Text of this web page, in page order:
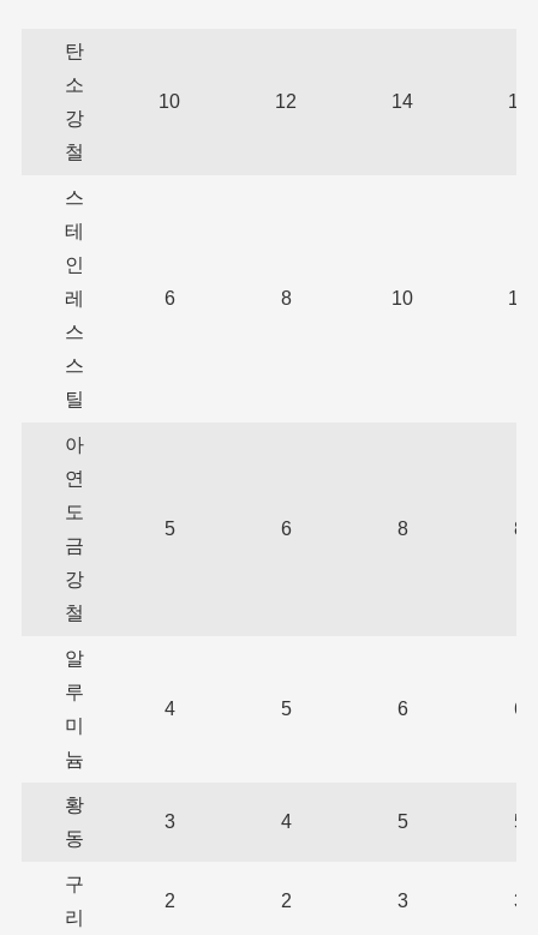
탄
소
강
철
10 12 14 16
스
테
인
레
스
스
틸
6 8 10 10
아
연
도
금
강
철
5 6 8 8
알
루
미
늄
4 5 6 6
황
동
3 4 5 5
구
리
2 2 3 3